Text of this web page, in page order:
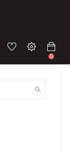
0
